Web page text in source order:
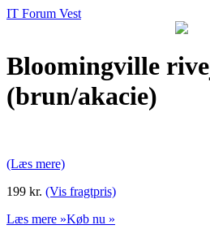
IT Forum Vest
Bloomingville
(brun/akacie)
(Læs mere)
199 kr. (Vis fragtpris)
Læs mere »Køb nu »